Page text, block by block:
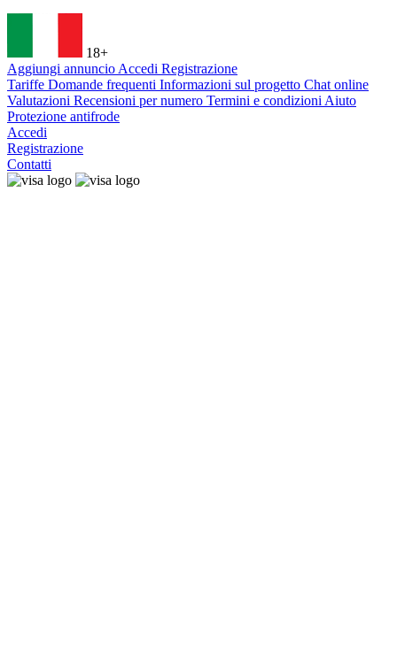
18+
Aggiungi annuncio Accedi Registrazione
Tariffe Domande frequenti Informazioni sul progetto Chat online
Valutazioni Recensioni per numero Termini e condizioni Aiuto
Protezione antifrode
Accedi
Registrazione
Contatti